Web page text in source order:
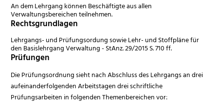
An dem Lehrgang können Beschäftigte aus allen
Verwaltungsbereichen teilnehmen.
Rechtsgrundlagen
Lehrgangs- und Prüfungsordung sowie Lehr- und Stoffpläne für
den Basislehrgang Verwaltung - StAnz. 29/2015 S. 710 ff.
Prüfungen
Die Prüfungsordnung sieht nach Abschluss des Lehrgangs an drei
aufeinanderfolgenden Arbeitstagen drei schriftliche
Prüfungsarbeiten in folgenden Themenbereichen vor: